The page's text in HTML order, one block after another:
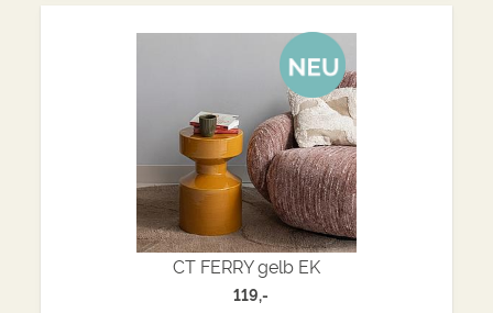
CT FERRY gelb EK
119,-